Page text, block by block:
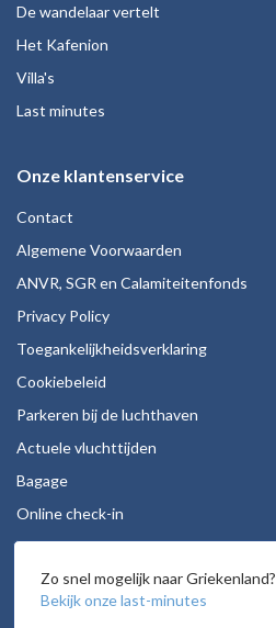
De wandelaar vertelt
Het Kafenion
Villa's
Last minutes
Onze klantenservice
Contact
Algemene Voorwaarden
ANVR, SGR en Calamiteitenfonds
Privacy Policy
Toegankelijkheidsverklaring
Cookiebeleid
Parkeren bij de luchthaven
Actuele vluchttijden
Bagage
Online check-in
Stoelreservering
Autohuur
Vacatures
Zo snel mogelijk naar Griekenland?
Bekijk onze last-minutes